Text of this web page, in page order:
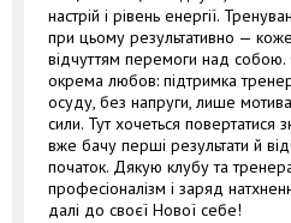
настрій і рівень енергії.
при цьому результативно —
відчуттям перемоги над
окрема любов: підтримка
осуду, без напруги, лише
сили. Тут хочеться повертатися
вже бачу перші результати й
початок. Дякую клубу та
професіоналізм і заряд
далі до своєї Нової себе!